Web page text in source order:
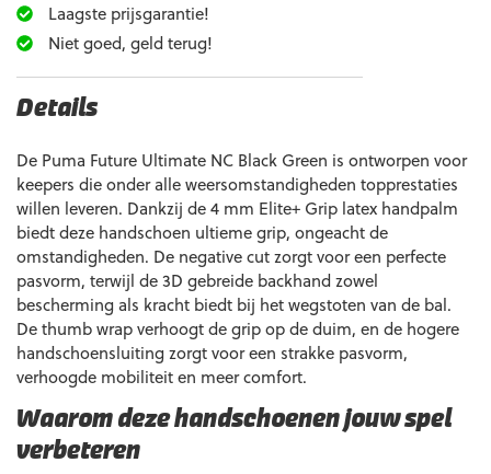
Laagste prijsgarantie!
Niet goed, geld terug!
Details
De Puma Future Ultimate NC Black Green is ontworpen voor
keepers die onder alle weersomstandigheden topprestaties
willen leveren. Dankzij de 4 mm Elite+ Grip latex handpalm
biedt deze handschoen ultieme grip, ongeacht de
omstandigheden. De negative cut zorgt voor een perfecte
pasvorm, terwijl de 3D gebreide backhand zowel
bescherming als kracht biedt bij het wegstoten van de bal.
De thumb wrap verhoogt de grip op de duim, en de hogere
handschoensluiting zorgt voor een strakke pasvorm,
verhoogde mobiliteit en meer comfort.
Waarom deze handschoenen jouw spel
verbeteren